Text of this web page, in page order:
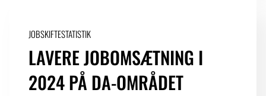
JOBSKIFTESTATISTIK
LAVERE JOBOMSÆTNING I
2024 PÅ DA-OMRÅDET